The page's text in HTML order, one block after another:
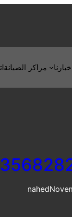
مراكز الصيانة
nahed